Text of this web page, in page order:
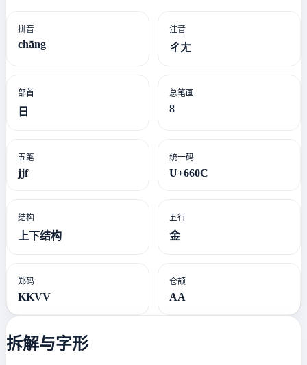
拼音
chāng
注音
ㄔㄤ
部首
日
总笔画
8
五笔
jjf
统一码
U+660C
结构
上下结构
五行
金
郑码
KKVV
仓颉
AA
拆解与字形